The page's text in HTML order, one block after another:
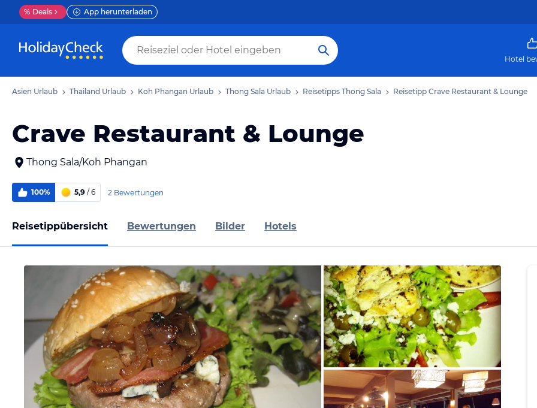
% Deals App herunterladen
Hotel
Asien Urlaub Thailand Urlaub Koh Phangan Urlaub Thong Sala Urlaub Reisetipps Thong Sala Reisetipp Crave Restaurant & Lounge
Crave Restaurant & Lounge
Thong Sala/Koh Phangan
100% 5,9 / 6 2 Bewertungen
Reisetippübersicht Bewertungen Bilder Hotels
Bild melden
vom Hotelier